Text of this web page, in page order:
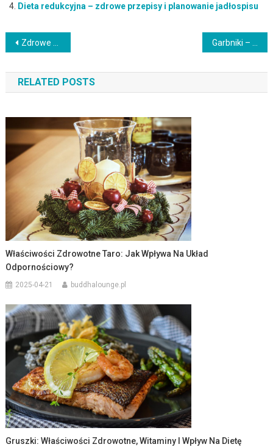
Dieta redukcyjna – zdrowe przepisy i planowanie jadłospisu
Nawigacja
wpisu
Zdrowe przekąski: pomysły i przepisy na smaczne i pożywne dania
RELATED POSTS
Właściwości Zdrowotne Taro: Jak Wpływa Na Układ
Odpornościowy?
2025-04-21 buddhalounge.pl
Gruszki: Właściwości Zdrowotne, Witaminy I Wpływ Na Dietę